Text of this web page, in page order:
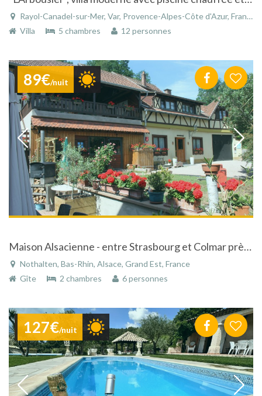
Rayol-Canadel-sur-Mer, Var, Provence-Alpes-Côte d'Azur, France
Villa
5 chambres 12 personnes
89€/nuit
Maison Alsacienne - entre Strasbourg et Colmar près de Europa Park - près des sites touristiques les plus connus
Nothalten, Bas-Rhin, Alsace, Grand Est, France
Gîte
2 chambres 6 personnes
127€/nuit